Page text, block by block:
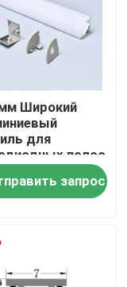
Широкий
для
полос
запрос